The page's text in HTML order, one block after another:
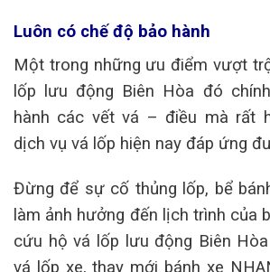
Luôn có chế độ bảo hành
Một trong những ưu điểm vượt
lốp lưu động Biên Hòa đó
hành các vết vá – điều mà rất
dịch vụ vá lốp hiện nay đáp ứng
Đừng để sự cố thủng lốp, bể
làm ảnh hưởng đến lịch trình của
cứu hộ vá lốp lưu động Biên
vá lốp xe, thay mới bánh xe